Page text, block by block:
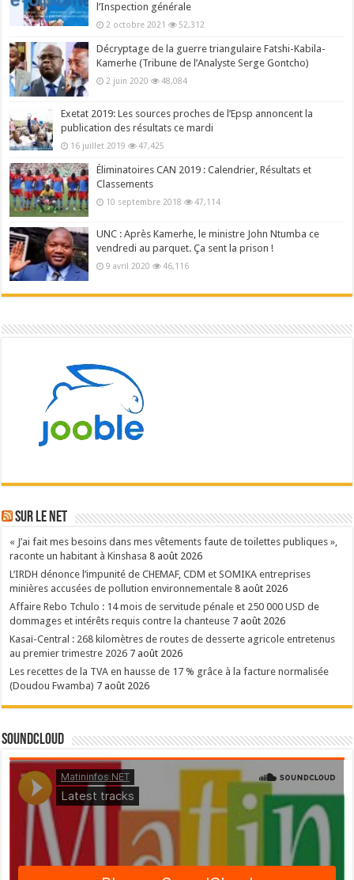
l’Inspection générale
2 octobre 2021 52,312
Décryptage de la guerre triangulaire Fatshi-Kabila-
Kamerhe (Tribune de l’Analyste Serge Gontcho)
2 juin 2020 48,084
Exetat 2019: Les sources proches de l’Epsp annoncent la
publication des résultats ce mardi
16 juillet 2019 47,425
Éliminatoires CAN 2019 : Calendrier, Résultats et
Classements
10 septembre 2018 47,114
UNC : Après Kamerhe, le ministre John Ntumba ce
vendredi au parquet. Ça sent la prison !
9 avril 2020 46,116
Sur le NET
« J’ai fait mes besoins dans mes vêtements faute de toilettes publiques »,
raconte un habitant à Kinshasa 8 août 2026
L’IRDH dénonce l’impunité de CHEMAF, CDM et SOMIKA entreprises
minières accusées de pollution environnementale 8 août 2026
Affaire Rebo Tchulo : 14 mois de servitude pénale et 250 000 USD de
dommages et intérêts requis contre la chanteuse 7 août 2026
Kasaï-Central : 268 kilomètres de routes de desserte agricole entretenus
au premier trimestre 2026 7 août 2026
Les recettes de la TVA en hausse de 17 % grâce à la facture normalisée
(Doudou Fwamba) 7 août 2026
SoundCloud